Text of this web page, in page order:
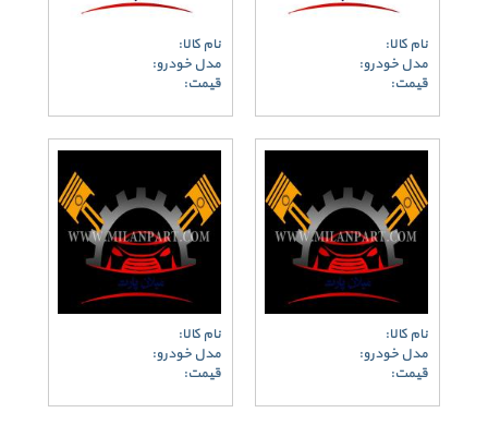
نام کالا:
مدل خودرو:
قیمت:
نام کالا:
مدل خودرو:
قیمت:
نام کالا:
مدل خودرو:
قیمت:
نام کالا:
مدل خودرو:
قیمت: